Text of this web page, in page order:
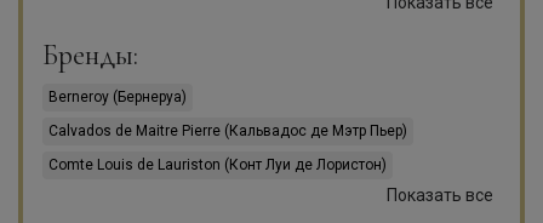
Jean-Francois Guillouet-Huard
Maison Ferrand
Maison Herout
Pere Magloire
Pierre Huet
Slaur Sardet
Spirit France Diffusion
Бренды:
Berneroy (Бернеруа)
Calvados de Maitre Pierre (Кальвадос де Мэтр Пьер)
Comte Louis de Lauriston (Конт Луи де Лористон)
Показать все